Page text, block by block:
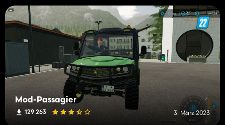
Mod-Passagier
129 263 3. März 2023